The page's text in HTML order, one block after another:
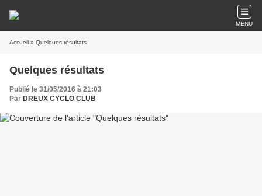
MENU
Accueil » Quelques résultats
Quelques résultats
Publié le 31/05/2016 à 21:03
Par DREUX CYCLO CLUB